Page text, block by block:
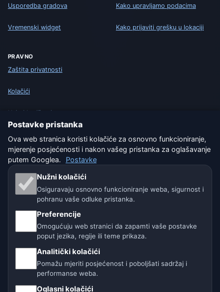
Usporedba gradova
Vremenski widget
Kako upravljamo podacima
Kako prijaviti grešku u lokaciji
PRAVNO
Zaštita privatnosti
Kolačići
Uvjeti korištenja
Isključenje odgovornosti
Pomažemo životinjama
Sitemap
Naše vremenske stranice:
🇨🇿 Češka 🇭🇷 Hrvatska
🇩🇪🇦🇹🇨🇭 Njemačka / Austrija / Švicarska
Postavke pristanka
Ova web stranica koristi kolačiće za osnovno funkcioniranje,
mjerenje posjećenosti i nakon vašeg pristanka za oglašavanje
putem Googlea.
Postavke
Nužni kolačići
Osiguravaju osnovno funkcioniranje weba, sigurnost i
pohranu vaše odluke pristanka.
Preferencije
Omogućuju web stranici da zapamti vaše postavke
poput jezika, regije ili teme prikaza.
Analitički kolačići
Pomažu mjeriti posjećenost i poboljšati sadržaj i
performanse weba.
Oglasni kolačići